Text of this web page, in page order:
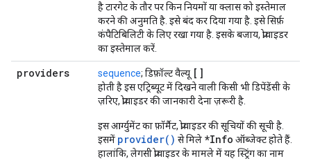
है टारगेट के तौर पर किन नियमों या क्लास को इस्तेमाल
करने की अनुमति है. इसे बंद कर दिया गया है. इसे सिर्फ़
कंपैटिबिलिटी के लिए रखा गया है. इसके बजाय, प्रोवाइडर
का इस्तेमाल करें.
providers sequence; डिफ़ॉल्ट वैल्यू []
होती है इस एट्रिब्यूट में दिखने वाली किसी भी डिपेंडेंसी के
ज़रिए, प्रोवाइडर की जानकारी देना ज़रूरी है.
इस आर्ग्युमेंट का फ़ॉर्मैट, प्रोवाइडर की सूचियों की सूची है.
इसमें provider() से मिले *Info ऑब्जेक्ट होते हैं.
हालांकि, लेगसी प्रोवाइडर के मामले में यह स्ट्रिंग का नाम